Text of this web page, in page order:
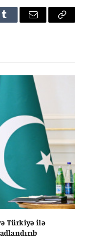
Tumblr Email
Copy
Türkiyə ilə